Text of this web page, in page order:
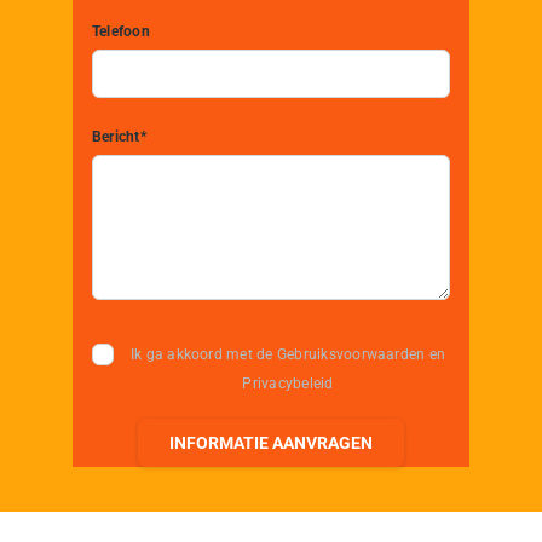
Telefoon
Bericht*
Ik ga akkoord met de Gebruiksvoorwaarden en
Privacybeleid
INFORMATIE AANVRAGEN